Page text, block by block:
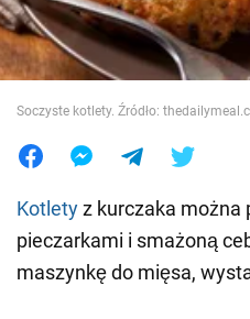
Świat
Jedzenie
Soczyste kotlety. Źródło:
Kotletyz kurczaka można
pieczarkami i smażoną
maszynkę do mięsa,